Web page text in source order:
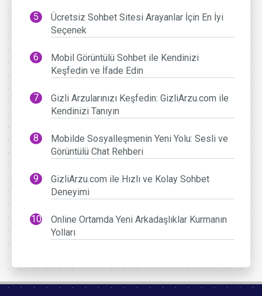
Ücretsiz Sohbet Sitesi Arayanlar İçin En İyi
Seçenek
Mobil Görüntülü Sohbet ile Kendinizi
Keşfedin ve İfade Edin
Gizli Arzularınızı Keşfedin: GizliArzu.com ile
Kendinizi Tanıyın
Mobilde Sosyalleşmenin Yeni Yolu: Sesli ve
Görüntülü Chat Rehberi
GizliArzu.com ile Hızlı ve Kolay Sohbet
Deneyimi
Online Ortamda Yeni Arkadaşlıklar Kurmanın
Yolları